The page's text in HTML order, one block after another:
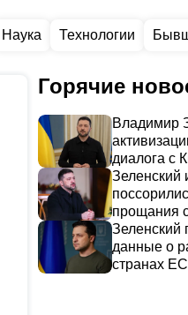
Наука Технологии
Горячие
Владимир
диалога с
Зеленский
прощания
Зеленский
данные о
странах ЕС